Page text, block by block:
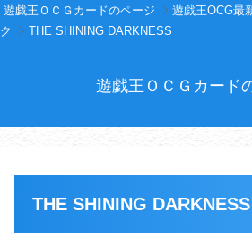
遊戯王ＯＣＧカードのページ 遊戯王OCG最
ク
THE SHINING DARKNESS
遊戯王ＯＣＧカード
THE SHINING DARKNESS